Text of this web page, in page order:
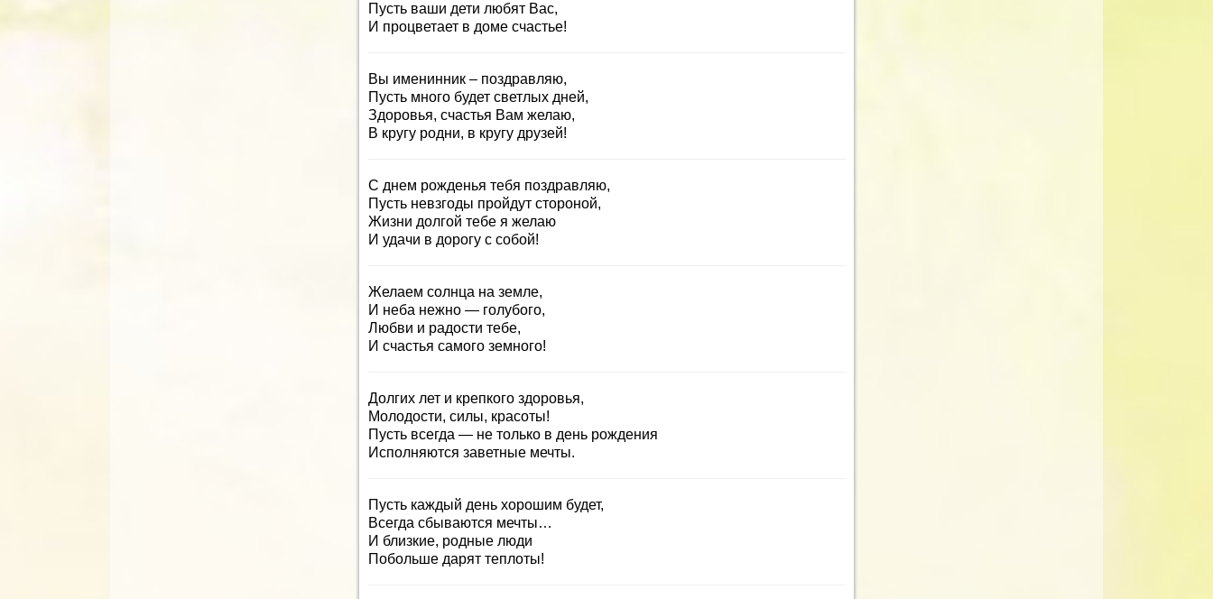
Пусть ваши дети любят Вас,
И процветает в доме счастье!
Вы именинник – поздравляю,
Пусть много будет светлых дней,
Здоровья, счастья Вам желаю,
В кругу родни, в кругу друзей!
С днем рожденья тебя поздравляю,
Пусть невзгоды пройдут стороной,
Жизни долгой тебе я желаю
И удачи в дорогу с собой!
Желаем солнца на земле,
И неба нежно — голубого,
Любви и радости тебе,
И счастья самого земного!
Долгих лет и крепкого здоровья,
Молодости, силы, красоты!
Пусть всегда — не только в день рождения
Исполняются заветные мечты.
Пусть каждый день хорошим будет,
Всегда сбываются мечты…
И близкие, родные люди
Побольше дарят теплоты!